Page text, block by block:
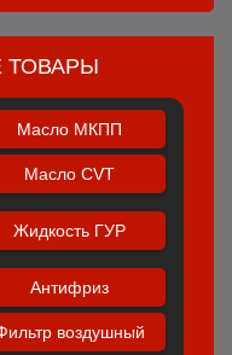
ТОВАРЫ
Масло МКПП
Масло CVT
Жидкость ГУР
Антифриз
воздушный